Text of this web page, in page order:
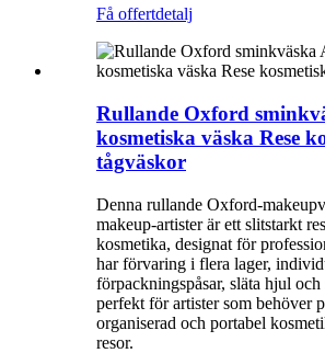
Få offertdetalj
Rullande Oxford
kosmetiska väska Rese
tågväskor
Denna rullande Oxford-
makeup-artister är ett slitstarkt
kosmetika, designat för
har förvaring i flera lager,
förpackningspåsar, släta hjul och
perfekt för artister som behöver
organiserad och portabel
resor.